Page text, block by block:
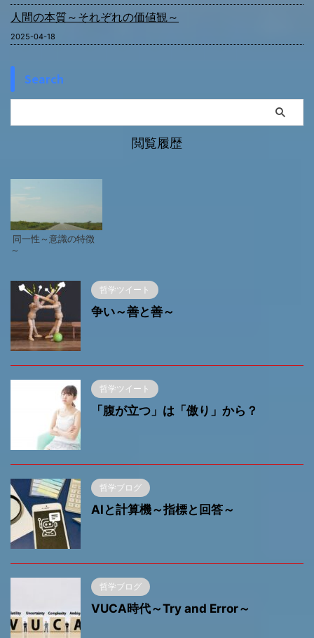
人間の本質～それぞれの価値観～
2025-04-18
Search
閲覧履歴
同一性～意識の特徴
～
哲学ツイート
争い～善と善～
哲学ツイート
「腹が立つ」は「傲り」から？
哲学ブログ
AIと計算機～指標と回答～
哲学ブログ
VUCA時代～Try and Error～